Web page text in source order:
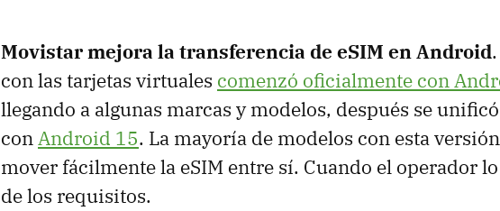
Movistar mejora la transferencia de eSIM en Android
con las tarjetas virtuales comenzó oficialmente con
llegando a algunas marcas y modelos, después se
conAndroid 15. La mayoría de modelos con esta
mover fácilmente la eSIM entre sí. Cuando el operador
de los requisitos.